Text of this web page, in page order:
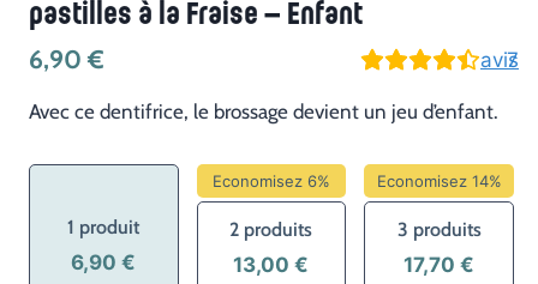
pastilles à la Fraise – Enfant
6,90 € 7
avis
Avec ce dentifrice, le brossage devient un jeu d’enfant.
1 produit
6,90 €
Economisez 6%
2 produits
13,00 €
Economisez 14%
3 produits
17,70 €